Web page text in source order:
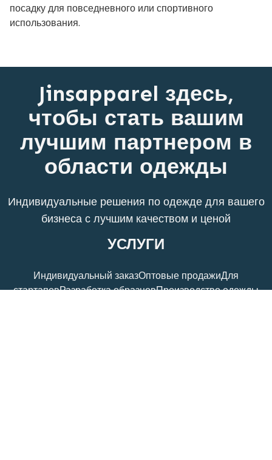
посадку для повседневного или спортивного
использования.
Jinsapparel здесь,
чтобы стать вашим
лучшим партнером в
области одежды
Индивидуальные решения по одежде для вашего
бизнеса с лучшим качеством и ценой
УСЛУГИ
Индивидуальный заказОптовые продажиДля
стартаповРазработка образцовПроизводство одежды